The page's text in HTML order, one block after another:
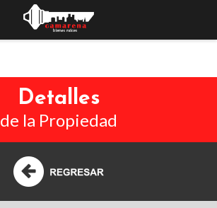
Detalles
de la Propiedad